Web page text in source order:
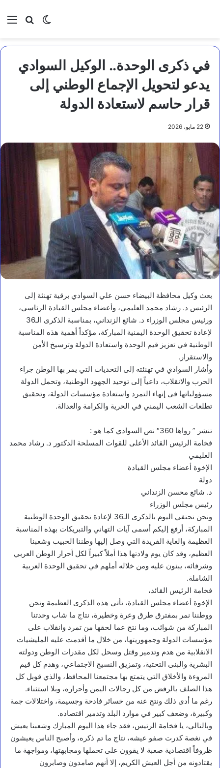
بحثالوضع
في ذكرى الوحدة.. الوكيل السوادي
يدعو لتحويل الإجماع الوطني إلى
قرار حاسم لاستعادة الدولة
22 مايو، 2026
بعث وكيل محافظة البيضاء حسن علي السوادي برقية تهنئة إلى
الرئيس د. رشاد محمد العليمي، وأعضاء مجلس القيادة الرئاسي،
ورئيس مجلس الوزراء د. شائع الزنداني، بمناسبة الذكرى الـ36
لإعادة تحقيق الوحدة اليمنية المباركة، مؤكداً أهمية هذه المناسبة
الوطنية في تعزيز قيم الوحدة واستعادة الدولة وترسيخ الأمن
والاستقرار.
وأشار السوادي في تهنئته إلى التحديات التي يمر بها الوطن جراء
الحرب والانقلاب، داعياً إلى توحيد الجهود الوطنية، وتحمل الدولة
مسؤولياتها في إنهاء التمرد واستعادة مؤسسات الدولة، وتحقيق
تطلعات الشعب اليمني في الحرية والكرامة والعدالة.
تنشر ” رواها 360″ نص السوادي كما هو :
فخامة الرئيس القائد الأعلى للقوات المسلحة الدكتور د. رشاد محمد
العليمي
الإخوة أعضاء مجلس القيادة
دولة
د. شائع محسن الزنداني
رئيس مجلس الوزراء
ونحن نحتفي اليوم بالذكرى الـ36 لإعادة تحقيق الوحدة الوطنية
المباركة، أرفع إليكم أسمى آيات التهاني والتبريكات بهذه المناسبة
العظيمة والغاية الفريدة التي وصل إليها وطننا الحبيب وشعبنا
العظيم، وقد كان يوم ولادتها هذا أملاً كبيراً لكل أحرار الوطن العربي
وشرفائه، يبنون عليه ومن خلاله أملهم في تحقيق الوحدة العربية
الشاملة.
فخامة الرئيس القائد،
الإخوة أعضاء مجلس القيادة، تأتي هذه الذكرى العظيمة ونحن
ووطننا نمر بمفترق طرق وعرة وخطيرة، نتاج ما شاب وحدتنا
المباركة من شوائب، وما نتج عما لحقها من تمرد وانقلاب على
مؤسسات الدولة وجمهوريتها، من خلال ما أقدمت عليه المليشيات
الانقلابية من هدم وتدمير وقتل وسحل لكل مقدرات الوطن ودولته
البشرية والبنى التحتية، وتمزيق النسيج الاجتماعي، وهدم كل قيم
المروءة والأخلاق التي يتمتع بها مجتمعنا المحافظ، والذي قوبل كل
هذا الصلف بالرفض من كل رجالات اليمن وأحراره، وبلا استثناء.
رغم ما أدى ذلك ونتج عنه من خسائر فادحة وجسيمة، واختلالات جمة
وكبيرة، وضعف كبير في موارد البلد وتدمير اقتصاده.
وبالتالي، يا فخامة الرئيس، فقد جاء هذا اليوم المبارك وشعبنا يعيش
في نغصة كدرت صفو عيشه، نتاج ما تم ذكره، وأصبح الناس يعيشون
ظروفاً اقتصادية صعبة لا يقوون على تحملها ومجابهتها، ومواجهة ما
يقتادونه من أجل العيش الكريم، إلا أنهم صامدون وصابرون